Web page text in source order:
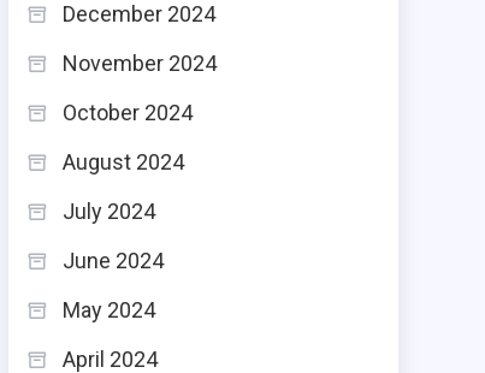
December 2024
November 2024
October 2024
August 2024
July 2024
June 2024
May 2024
April 2024